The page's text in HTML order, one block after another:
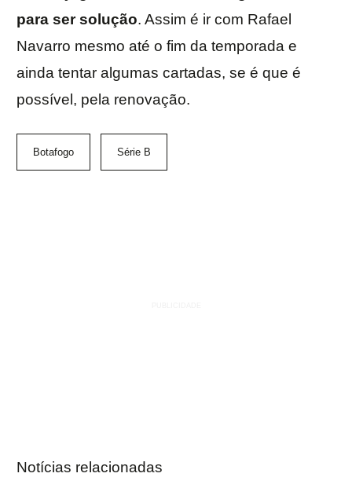
para ser solução. Assim é ir com Rafael
Navarro mesmo até o fim da temporada e
ainda tentar algumas cartadas, se é que é
possível, pela renovação.
Botafogo Série B
Notícias relacionadas